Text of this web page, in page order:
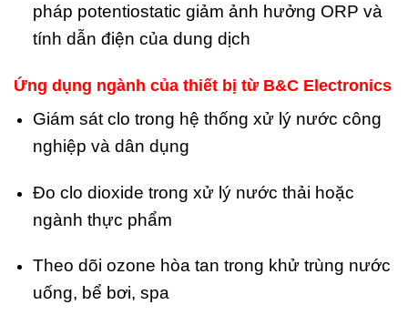
pháp potentiostatic giảm ảnh hưởng ORP và
tính dẫn điện của dung dịch
Ứng dụng ngành của thiết bị từ B&C Electronics
Giám sát clo trong hệ thống xử lý nước công
nghiệp và dân dụng
Đo clo dioxide trong xử lý nước thải hoặc
ngành thực phẩm
Theo dõi ozone hòa tan trong khử trùng nước
uống, bể bơi, spa